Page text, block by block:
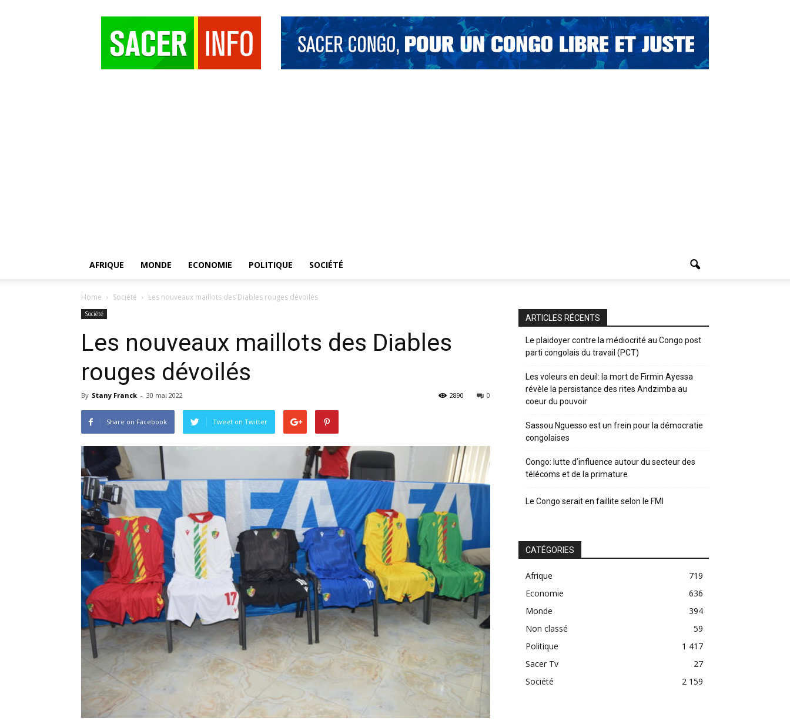
AFRIQUE MONDE ECONOMIE POLITIQUE SOCIÉTÉ
Home Société Les nouveaux maillots des Diables rouges dévoilés
Société
Les nouveaux maillots des Diables
rouges dévoilés
By Stany Franck - 30 mai 2022 0
2890
Share on Facebook Tweet on Twitter
ARTICLES RÉCENTS
Le plaidoyer contre la médiocrité au Congo post
parti congolais du travail (PCT)
Les voleurs en deuil: la mort de Firmin Ayessa
révèle la persistance des rites Andzimba au
coeur du pouvoir
Sassou Nguesso est un frein pour la démocratie
congolaises
Congo: lutte d’influence autour du secteur des
télécoms et de la primature
Le Congo serait en faillite selon le FMI
CATÉGORIES
Afrique
719
Economie
636
Monde
394
Non classé
59
Politique
1 417
Sacer Tv
27
Société
2 159